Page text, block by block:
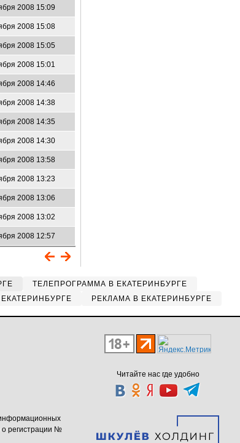
2008 15:09
2008 15:08
2008 15:05
2008 15:01
2008 14:46
2008 14:38
2008 14:35
2008 14:30
2008 13:58
2008 13:23
2008 13:06
2008 13:02
2008 12:57
ТЕЛЕПРОГРАММА В ЕКАТЕРИНБУРГЕ
РЕКЛАМА В ЕКАТЕРИНБУРГЕ
Читайте нас где удобно
о регистрации №